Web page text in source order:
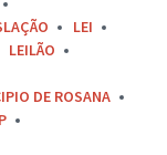
LEI
LEILÃO
DE ROSANA